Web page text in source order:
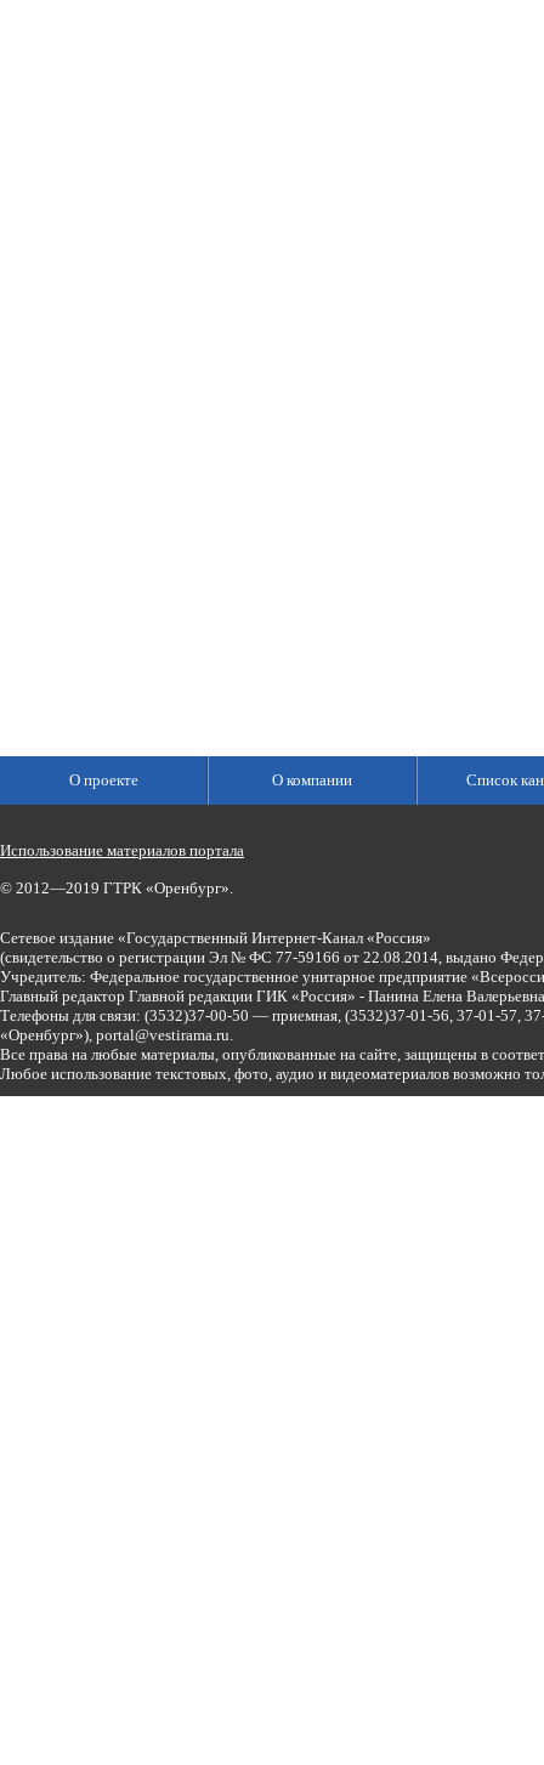
О проекте О компании Список
Использование материалов портала
© 2012—2019 ГТРК «Оренбург».
Сетевое издание «Государственный Интернет-Канал «Россия»
(свидетельство о регистрации Эл № ФС 77-59166 от 22.08.2014, выдано
Учредитель: Федеральное государственное унитарное предприятие
Главный редактор Главной редакции ГИК «Россия» - Панина Елена
Телефоны для связи: (3532)37-00-50 — приемная, (3532)37-01-56, 37-01-57,
«Оренбург»), portal@vestirama.ru.
Все права на любые материалы, опубликованные на сайте, защищены в
Любое использование текстовых, фото, аудио и видеоматериалов возможно